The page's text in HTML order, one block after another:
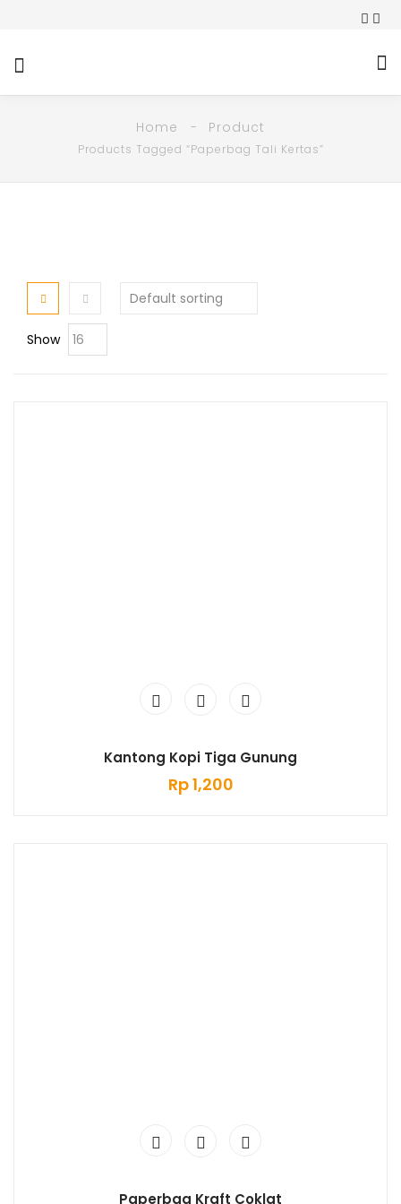
Home Product
Products Tagged “Paperbag Tali Kertas”
Show
Kantong Kopi Tiga Gunung
Rp1,200
Paperbag Kraft Coklat